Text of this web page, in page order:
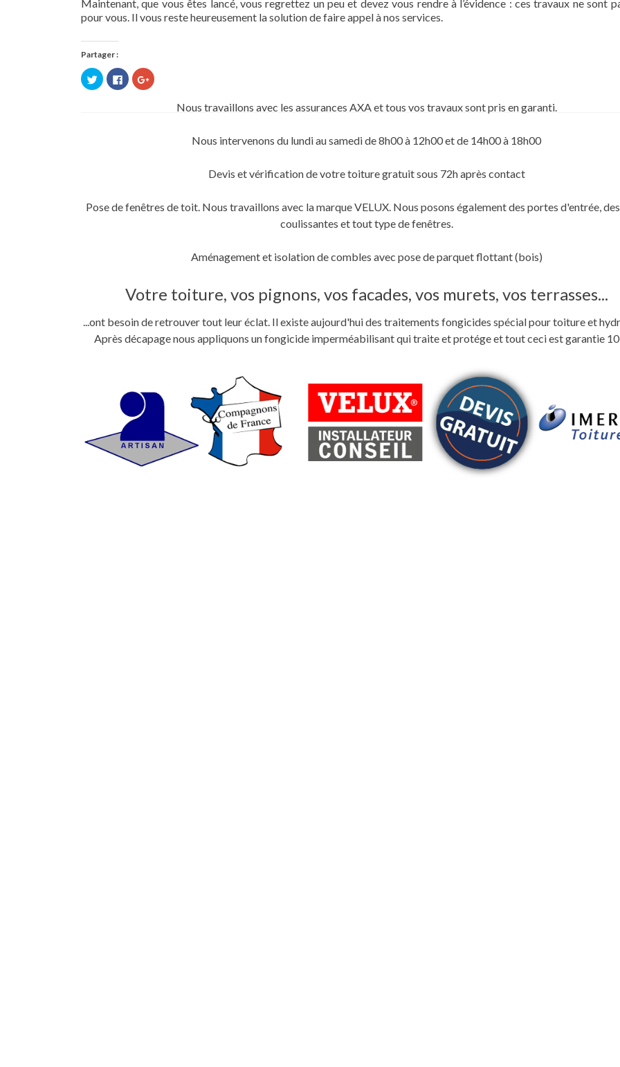
Maintenant, que vous êtes lancé, vous regrettez un peu et devez vous rendre à l’évidence : ces travaux ne sont
pour vous. Il vous reste heureusement la solution de faire appel à nos services.
Partager :
Cliquez
pour
partager
Cliquez
pour
partager
Facebook(ouvre
Cliquez
pour
Google+Nous travaillons avec les assurances AXA et tous vos travaux sont pris en garanti.
Nous intervenons du lundi au samedi de 8h00 à 12h00 et de 14h00 à 18h00
Devis et vérification de votre toiture gratuit sous 72h après contact
Pose de fenêtres de toit. Nous travaillons avec la marque VELUX. Nous posons également des portes d'entrée,
coulissantes et tout type de fenêtres.
Aménagement et isolation de combles avec pose de parquet flottant (bois)
Votre toiture, vos pignons, vos facades, vos murets, vos terrasses...
...ont besoin de retrouver tout leur éclat. Il existe aujourd'hui des traitements fongicides spécial pour toiture et
Après décapage nous appliquons un fongicide imperméabilisant qui traite et protége et tout ceci est garantie 10